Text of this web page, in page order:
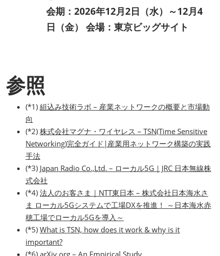
会期：2026年12月2日（水）～12月4
日（金） 会場：東京ビッグサイト
参照
(*1) 組込み技術ラボ – 産業ネットワークの概要と市場動
向
(*2) 株式会社マグナ・ワイヤレス – TSN(Time Sensitive
Networking)完全ガイド|産業用ネットワーク構築の実践
手法
(*3) Japan Radio Co.,Ltd. – ローカル5G｜JRC 日本無線株
式会社
(*4) 法人のお客さま｜NTT東日本 – 株式会社日本海水さ
ま ローカル5Gシステムで工場DXを推進！ ～日本海水赤
穂工場でローカル5Gを導入～
(*5) What is TSN, how does it work & why is it
important?